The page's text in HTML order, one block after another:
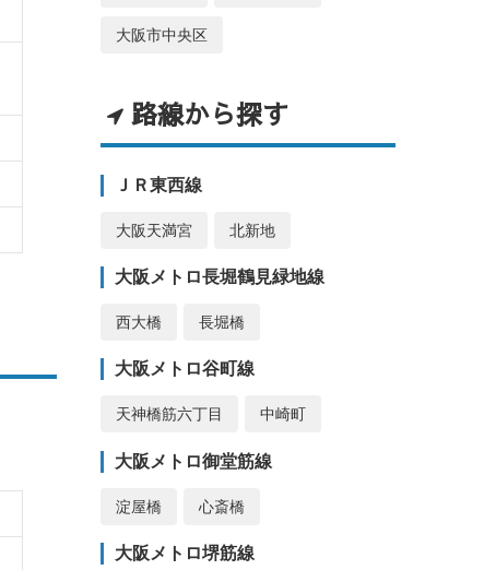
大阪市中央区
路線から探す
ＪＲ東西線
大阪天満宮 北新地
大阪メトロ長堀鶴見緑地線
西大橋 長堀橋
大阪メトロ谷町線
天神橋筋六丁目 中崎町
大阪メトロ御堂筋線
淀屋橋 心斎橋
大阪メトロ堺筋線